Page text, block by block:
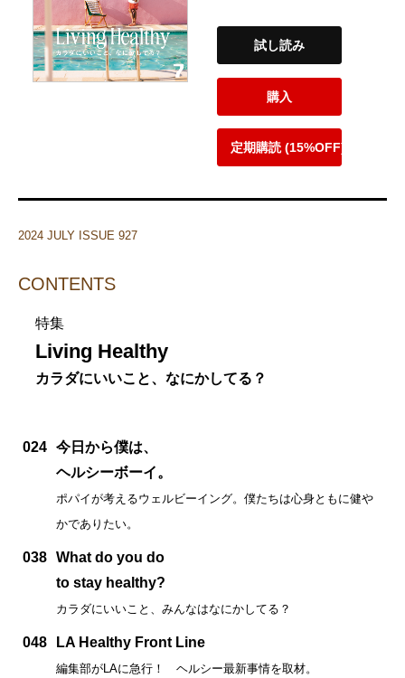
試し読み
購入
定期購読 (15%OFF)
2024 JULY ISSUE 927
CONTENTS
特集
Living Healthy
カラダにいいこと、なにかしてる？
024 今日から僕は、
ヘルシーボーイ。
ポパイが考えるウェルビーイング。僕たちは心身ともに健や
かでありたい。
038 What do you do
to stay healthy?
カラダにいいこと、みんなはなにかしてる？
048 LA Healthy Front Line
編集部がLAに急行！ ヘルシー最新事情を取材。